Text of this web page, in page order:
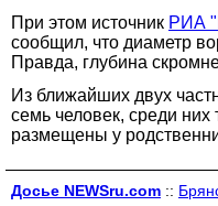
При этом источник РИА
сообщил, что диаметр
Правда, глубина
Из ближайших двух
семь человек, среди
размещены у
Досье NEWSru.com ::